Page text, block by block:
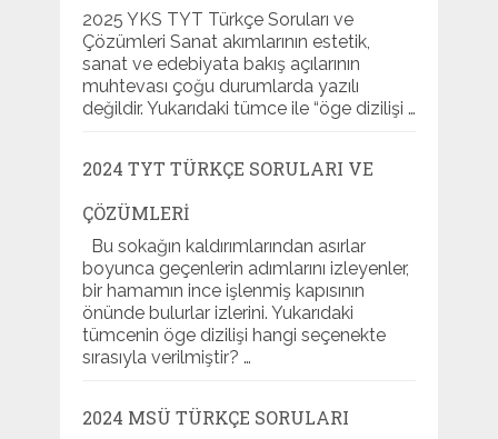
2025 YKS TYT Türkçe Soruları ve
Çözümleri Sanat akımlarının estetik,
sanat ve edebiyata bakış açılarının
muhtevası çoğu durumlarda yazılı
değildir. Yukarıdaki tümce ile “öge dizilişi …
2024 TYT TÜRKÇE SORULARI VE
ÇÖZÜMLERI
Bu sokağın kaldırımlarından asırlar
boyunca geçenlerin adımlarını izleyenler,
bir hamamın ince işlenmiş kapısının
önünde bulurlar izlerini. Yukarıdaki
tümcenin öge dizilişi hangi seçenekte
sırasıyla verilmiştir? …
2024 MSÜ TÜRKÇE SORULARI